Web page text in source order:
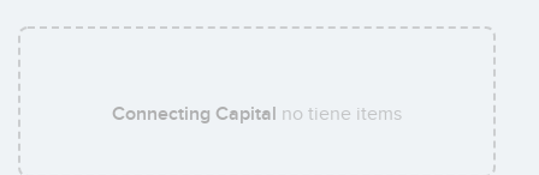
Connecting Capital no tiene items